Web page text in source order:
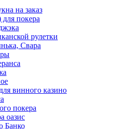
на заказ
покера
рулетки
Свара
винного казино
покера
оазис
Банко